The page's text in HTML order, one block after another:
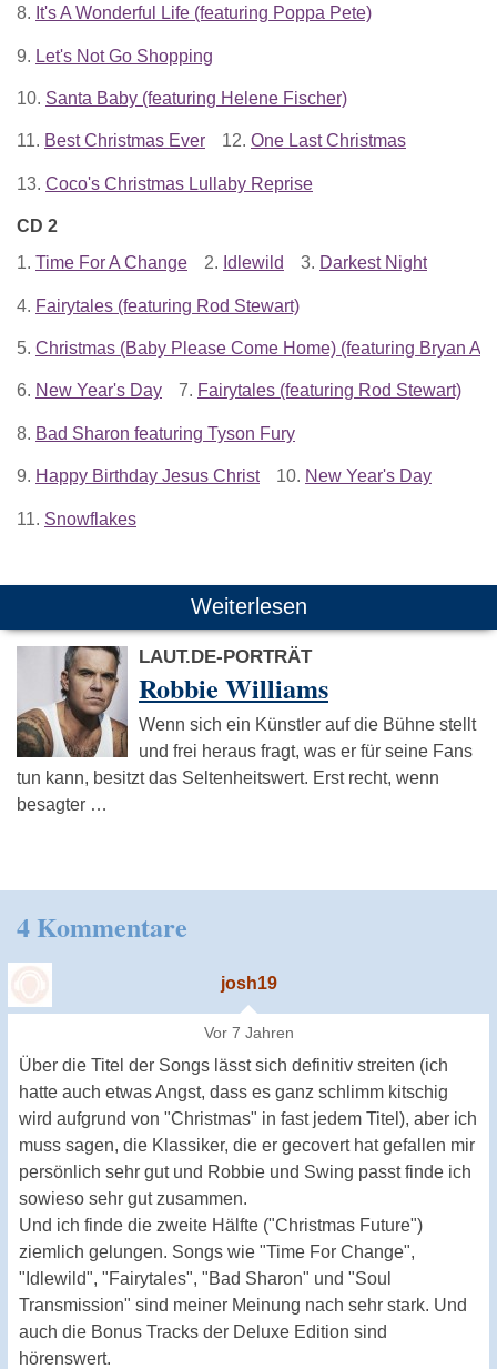
8. It's A Wonderful Life (featuring Poppa Pete)
9. Let's Not Go Shopping
10. Santa Baby (featuring Helene Fischer)
11. Best Christmas Ever 12. One Last Christmas
13. Coco's Christmas Lullaby Reprise
CD 2
1. Time For A Change 2. Idlewild 3. Darkest Night
4. Fairytales (featuring Rod Stewart)
5. Christmas (Baby Please Come Home) (featuring Bryan
6. New Year's Day 7. Fairytales (featuring Rod Stewart)
8. Bad Sharon featuring Tyson Fury
9. Happy Birthday Jesus Christ 10. New Year's Day
11. Snowflakes
Weiterlesen
LAUT.DE-PORTRÄT
Robbie Williams
Wenn sich ein Künstler auf die Bühne stellt
und frei heraus fragt, was er für seine Fans
tun kann, besitzt das Seltenheitswert. Erst recht, wenn
besagter …
4 Kommentare
josh19
Vor 7 Jahren
Über die Titel der Songs lässt sich definitiv streiten (ich
hatte auch etwas Angst, dass es ganz schlimm kitschig
wird aufgrund von "Christmas" in fast jedem Titel), aber ich
muss sagen, die Klassiker, die er gecovert hat gefallen mir
persönlich sehr gut und Robbie und Swing passt finde ich
sowieso sehr gut zusammen.
Und ich finde die zweite Hälfte ("Christmas Future")
ziemlich gelungen. Songs wie "Time For Change",
"Idlewild", "Fairytales", "Bad Sharon" und "Soul
Transmission" sind meiner Meinung nach sehr stark. Und
auch die Bonus Tracks der Deluxe Edition sind
hörenswert.